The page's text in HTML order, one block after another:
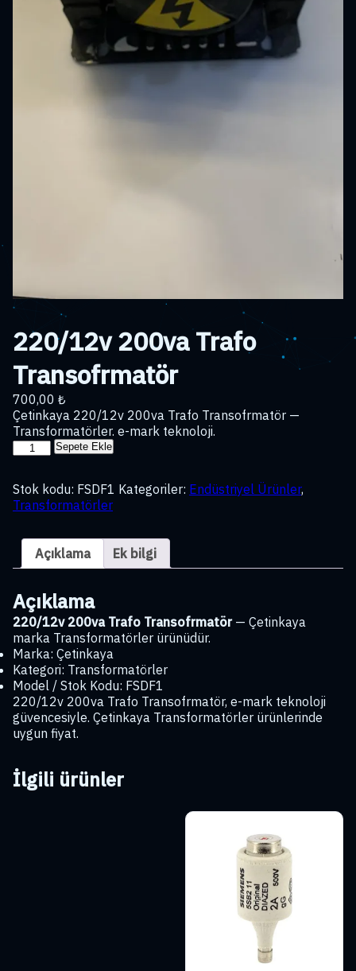
220/12v 200va Trafo
Transofrmatör
700,00 ₺
Çetinkaya 220/12v 200va Trafo Transofrmatör —
Transformatörler. e-mark teknoloji.
220/12v
Transofrmatör
adet
Sepete Ekle
Stok kodu: FSDF1 Kategoriler: Endüstriyel Ürünler,
Transformatörler
Açıklama Ek bilgi
Açıklama
220/12v 200va Trafo Transofrmatör— Çetinkaya
marka Transformatörler ürünüdür.
Marka: Çetinkaya
Kategori: Transformatörler
Model / Stok Kodu: FSDF1
220/12v 200va Trafo Transofrmatör, e-mark teknoloji
güvencesiyle. Çetinkaya Transformatörler ürünlerinde
uygun fiyat.
İlgili ürünler